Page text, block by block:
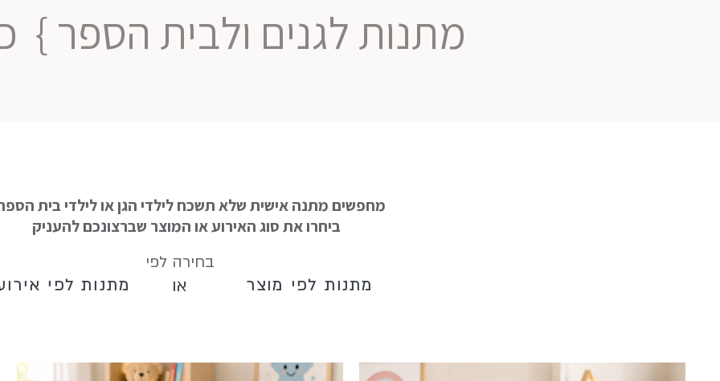
מתנות לגנים ולבית הספר }
מחפשים מתנה אישית שלא תשכח לילדי הגן או לילדי בית
ביחרו את סוג האירוע או המוצר שברצונכם להעניק
מתנות לפי מתנות לפי מוצר
בחירה לפי
או